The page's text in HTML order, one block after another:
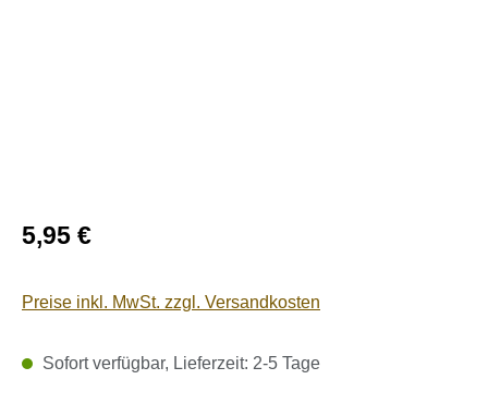
Regulärer Preis:
5,95 €
Preise inkl. MwSt. zzgl. Versandkosten
Sofort verfügbar, Lieferzeit: 2-5 Tage